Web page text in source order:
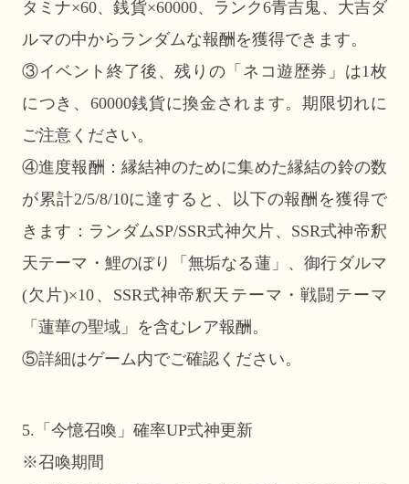
タミナ×60、銭貨×60000、ランク6青吉鬼、大吉ダ
ルマの中からランダムな報酬を獲得できます。
③イベント終了後、残りの「ネコ遊歴券」は1枚
につき、60000銭貨に換金されます。期限切れに
ご注意ください。
④進度報酬：縁結神のために集めた縁結の鈴の数
が累計2/5/8/10に達すると、以下の報酬を獲得で
きます：ランダムSP/SSR式神欠片、SSR式神帝釈
天テーマ・鯉のぼり「無垢なる蓮」、御行ダルマ
(欠片)×10、SSR式神帝釈天テーマ・戦闘テーマ
「蓮華の聖域」を含むレア報酬。
⑤詳細はゲーム内でご確認ください。
5.「今憶召喚」確率UP式神更新
※召喚期間